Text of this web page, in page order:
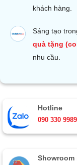
khách hàng.
Sáng tạo
quà tặng
nhu cầu.
Hotline
090 330
Showroom